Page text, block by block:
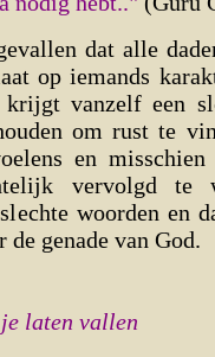
dat alle
op iemands
krijgt vanzelf een
om rust te
en
vervolgd te
woorden en
genade van God.
laten vallen